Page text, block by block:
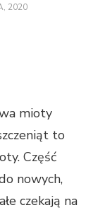
2020
mioty
to
Część
nowych,
czekają na